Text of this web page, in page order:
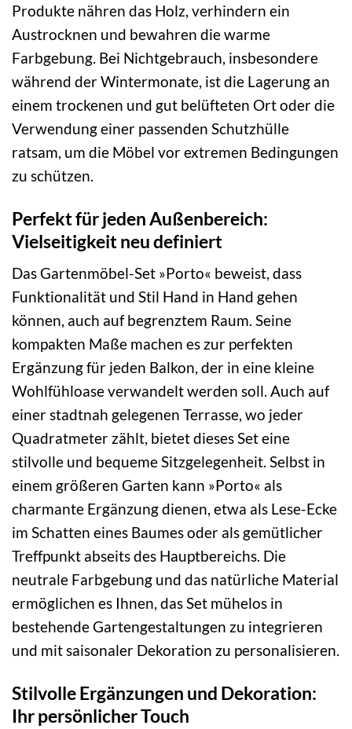
Produkte nähren das Holz, verhindern ein
Austrocknen und bewahren die warme
Farbgebung. Bei Nichtgebrauch, insbesondere
während der Wintermonate, ist die Lagerung an
einem trockenen und gut belüfteten Ort oder die
Verwendung einer passenden Schutzhülle
ratsam, um die Möbel vor extremen Bedingungen
zu schützen.
Perfekt für jeden Außenbereich:
Vielseitigkeit neu definiert
Das Gartenmöbel-Set »Porto« beweist, dass
Funktionalität und Stil Hand in Hand gehen
können, auch auf begrenztem Raum. Seine
kompakten Maße machen es zur perfekten
Ergänzung für jeden Balkon, der in eine kleine
Wohlfühloase verwandelt werden soll. Auch auf
einer stadtnah gelegenen Terrasse, wo jeder
Quadratmeter zählt, bietet dieses Set eine
stilvolle und bequeme Sitzgelegenheit. Selbst in
einem größeren Garten kann »Porto« als
charmante Ergänzung dienen, etwa als Lese-Ecke
im Schatten eines Baumes oder als gemütlicher
Treffpunkt abseits des Hauptbereichs. Die
neutrale Farbgebung und das natürliche Material
ermöglichen es Ihnen, das Set mühelos in
bestehende Gartengestaltungen zu integrieren
und mit saisonaler Dekoration zu personalisieren.
Stilvolle Ergänzungen und Dekoration:
Ihr persönlicher Touch